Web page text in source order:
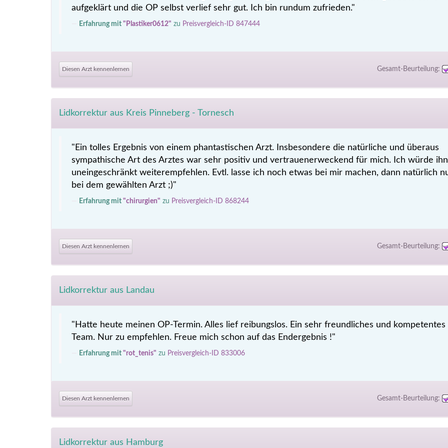
aufgeklärt und die OP selbst verlief sehr gut. Ich bin rundum zufrieden."
Erfahrung mit "Plastiker0612" zu Preisvergleich-ID 847444
Diesen Arzt kennenlernen Gesamt-Beurteilung:
Lidkorrektur aus Kreis Pinneberg - Tornesch
"Ein tolles Ergebnis von einem phantastischen Arzt. Insbesondere die natürliche und überaus
sympathische Art des Arztes war sehr positiv und vertrauenerweckend für mich. Ich würde ihn
uneingeschränkt weiterempfehlen. Evtl. lasse ich noch etwas bei mir machen, dann natürlich
bei dem gewählten Arzt ;)"
Erfahrung mit "chirurgien" zu Preisvergleich-ID 868244
Diesen Arzt kennenlernen Gesamt-Beurteilung:
Lidkorrektur aus Landau
"Hatte heute meinen OP-Termin. Alles lief reibungslos. Ein sehr freundliches und kompetentes
Team. Nur zu empfehlen. Freue mich schon auf das Endergebnis !"
Erfahrung mit "rot_tenis" zu Preisvergleich-ID 833006
Diesen Arzt kennenlernen Gesamt-Beurteilung:
Lidkorrektur aus Hamburg